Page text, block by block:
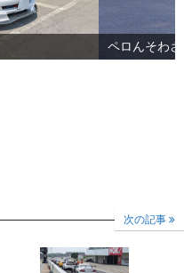
ペロんそわ
次の記事